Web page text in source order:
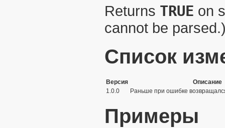
Returns TRUE on
cannot be
Список
Версия
Описание
1.0.0
Раньше при ошибке
Примеры